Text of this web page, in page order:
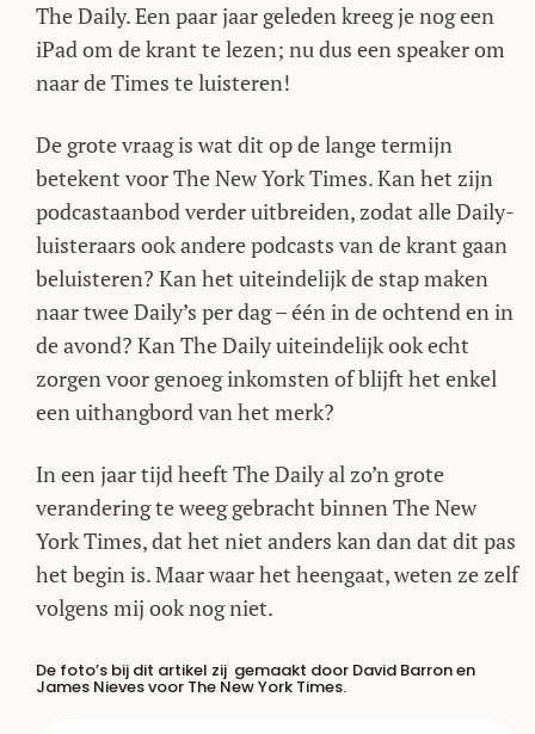
The Daily. Een paar jaar geleden kreeg je nog een
iPad om de krant te lezen; nu dus een speaker om
naar de Times te luisteren!
De grote vraag is wat dit op de lange termijn
betekent voor The New York Times. Kan het zijn
podcastaanbod verder uitbreiden, zodat alle Daily-
luisteraars ook andere podcasts van de krant gaan
beluisteren? Kan het uiteindelijk de stap maken
naar twee Daily’s per dag – één in de ochtend en in
de avond? Kan The Daily uiteindelijk ook echt
zorgen voor genoeg inkomsten of blijft het enkel
een uithangbord van het merk?
In een jaar tijd heeft The Daily al zo’n grote
verandering te weeg gebracht binnen The New
York Times, dat het niet anders kan dan dat dit pas
het begin is. Maar waar het heengaat, weten ze zelf
volgens mij ook nog niet.
De foto’s bij dit artikel zij gemaakt door David Barron en
James Nieves voor The New York Times.